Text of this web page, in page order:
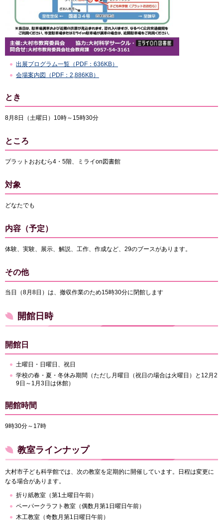
出展プログラム一覧（PDF：636KB）
会場案内図（PDF：2,886KB）
とき
8月8日（土曜日）10時～15時30分
ところ
プラットおおむら4・5階、ミライon図書館
対象
どなたでも
内容（予定）
体験、実験、展示、解説、工作、作成など、29のブースがあります。
その他
当日（8月8日）は、撤収作業のため15時30分に閉館します
開館日時
開館日
土曜日・日曜日、祝日
学校の春・夏・冬休み期間（ただし月曜日（祝日の場合は火曜日）と12月2
9日～1月3日は休館）
開館時間
9時30分～17時
教室ラインナップ
大村市子ども科学館では、次の教室を定期的に開催しています。日程は変更に
なる場合があります。
折り紙教室（第1土曜日午前）
ペーパークラフト教室（偶数月第1日曜日午前）
木工教室（奇数月第1日曜日午前）